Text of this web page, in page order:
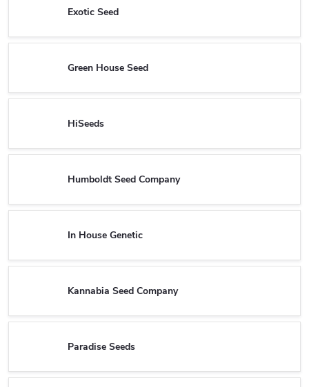
Exotic Seed
Green House Seed
HiSeeds
Humboldt Seed Company
In House Genetic
Kannabia Seed Company
Paradise Seeds